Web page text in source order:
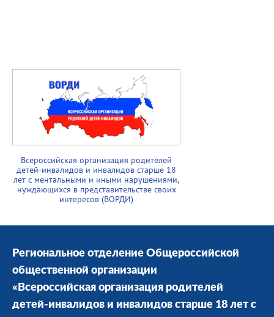
Всероссийская организация родителей
детей-инвалидов и инвалидов старше 18
лет с ментальными и иными нарушениями,
нуждающихся в представительстве своих
интересов (ВОРДИ)
Региональное отделение Общероссийской
общественной организации
«Всероссийская организация родителей
детей-инвалидов и инвалидов старше 18 лет с